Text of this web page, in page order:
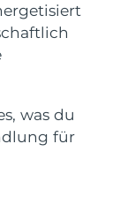
was du
für
go
device
toothbrush
8/8/26